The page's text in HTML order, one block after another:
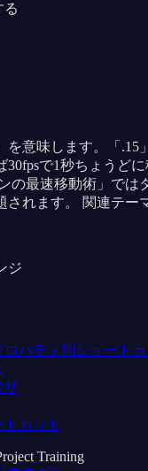
る
意味します。「
で1秒ちょうど
の最速移動術」で
れます。 関連テー
ジ
パティ別ショートカ
ザ
カット
Training